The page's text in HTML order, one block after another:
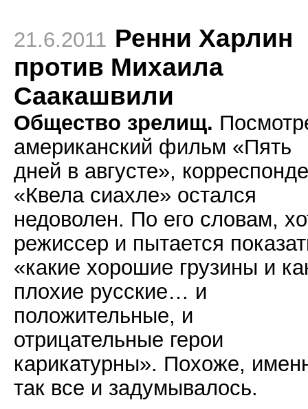
21.6.2011 Ренни Харлин
против Михаила
Саакашвили
Общество зрелищ.
американский фильм «Пять
дней в августе»,
«Квела сиахле» остался
недоволен. По его словам,
режиссер и пытается
«какие хорошие грузины и
плохие русские… и
положительные, и
отрицательные герои
карикатурны». Похоже,
так все и задумывалось.